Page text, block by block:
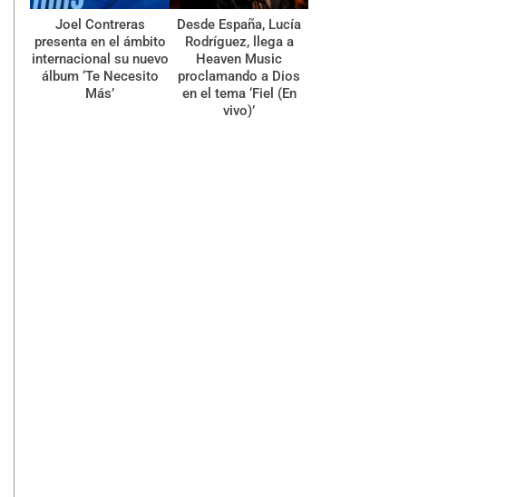
Joel Contreras
presenta en el ámbito
internacional su nuevo
álbum ‘Te Necesito
Más’
Desde España, Lucía
Rodríguez, llega a
Heaven Music
proclamando a Dios
en el tema ‘Fiel (En
vivo)’